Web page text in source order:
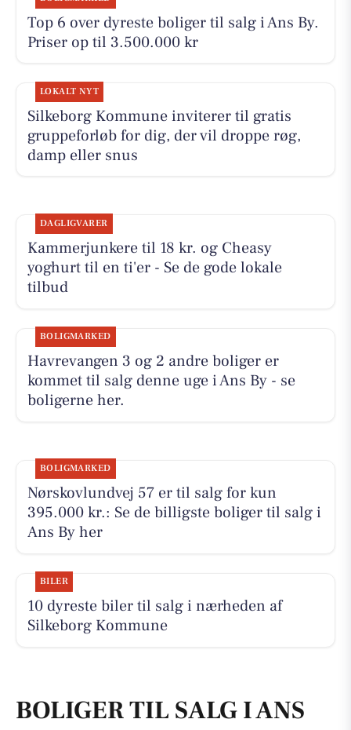
Top 6 over dyreste boliger til salg i Ans By.
Priser op til 3.500.000 kr
LOKALT NYT
Silkeborg Kommune inviterer til gratis
gruppeforløb for dig, der vil droppe røg,
damp eller snus
DAGLIGVARER
Kammerjunkere til 18 kr. og Cheasy
yoghurt til en ti'er - Se de gode lokale
tilbud
BOLIGMARKED
Havrevangen 3 og 2 andre boliger er
kommet til salg denne uge i Ans By - se
boligerne her.
BOLIGMARKED
Nørskovlundvej 57 er til salg for kun
395.000 kr.: Se de billigste boliger til salg i
Ans By her
BILER
10 dyreste biler til salg i nærheden af
Silkeborg Kommune
BOLIGER TIL SALG I ANS